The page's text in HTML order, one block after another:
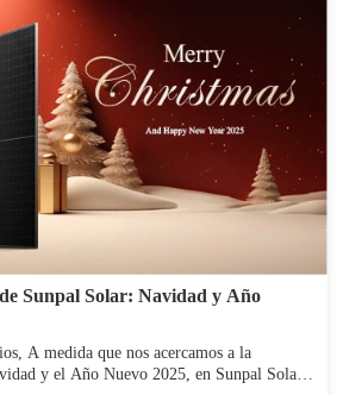
Sunpal Solar: Navidad y Año
a la
y el Año Nuevo 2025, en Sunpal Solar